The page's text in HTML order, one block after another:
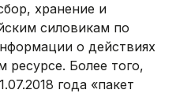
хранение и
силовикам по
о действиях
ресурсе. Более того,
года «пакет